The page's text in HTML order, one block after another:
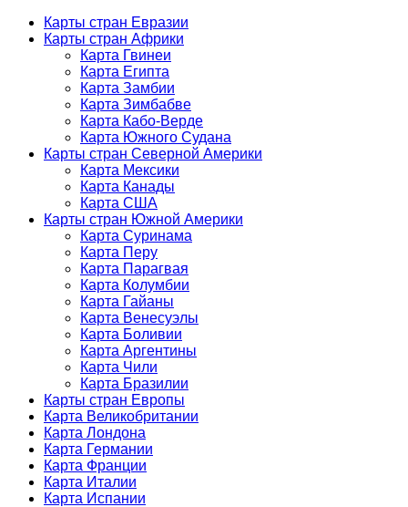
Карты стран Евразии
Карты стран Африки
Карта Гвинеи
Карта Египта
Карта Замбии
Карта Зимбабве
Карта Кабо-Верде
Карта Южного Судана
Карты стран Северной Америки
Карта Мексики
Карта Канады
Карта США
Карты стран Южной Америки
Карта Суринама
Карта Перу
Карта Парагвая
Карта Колумбии
Карта Гайаны
Карта Венесуэлы
Карта Боливии
Карта Аргентины
Карта Чили
Карта Бразилии
Карты стран Европы
Карта Великобритании
Карта Лондона
Карта Германии
Карта Франции
Карта Италии
Карта Испании